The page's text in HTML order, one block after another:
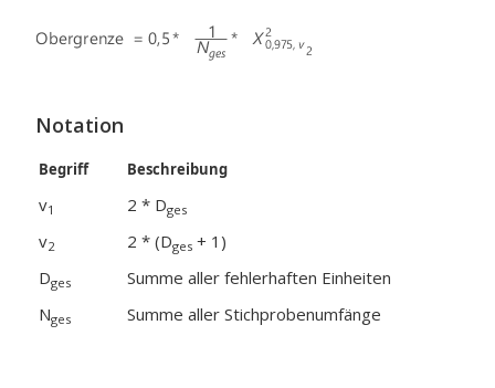
Notation
Begriff Beschreibung
v1 2 * Dges
v2 2 * (Dges + 1)
Dges
Summe aller fehlerhaften Einheiten
Nges Summe aller Stichprobenumfänge